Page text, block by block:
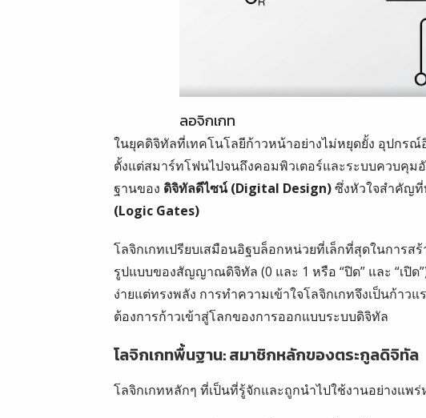
ลอจิกเกท
ในยุคดิจิทัลที่เทคโนโลยีก้าวหน้าอย่างไม่หยุดยั้ง อุปกรณ์
ตั้งแต่สมาร์ทโฟนไปจนถึงคอมพิวเตอร์และระบบควบคุ
ฐานของ ดิจิทัลดีไซน์ (Digital Design)ซึ่งหัวใจสำคัญที่
(Logic Gates)
โลจิกเกทเปรียบเสมือนอิฐบล็อกหน่วยที่เล็กที่สุดในการ
รูปแบบของสัญญาณดิจิทัล (0 และ 1 หรือ “ปิด” และ “เปิด
ง่ายแต่ทรงพลัง การทำความเข้าใจโลจิกเกทจึงเป็นก้า
ต้องการก้าวเข้าสู่โลกของการออกแบบระบบดิจิทัล
โลจิกเกทพื้นฐาน: สมาชิกหลักของตระกูลดิจิทัล
โลจิกเกทหลักๆ ที่เป็นที่รู้จักและถูกนำไปใช้งานอย่างแพร่